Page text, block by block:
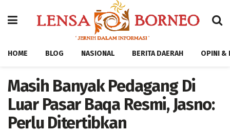
HOME BLOG NASIONAL BERITA DAERAH OPINI &
Masih Banyak Pedagang Di
Luar Pasar Baqa Resmi, Jasno:
Perlu Ditertibkan